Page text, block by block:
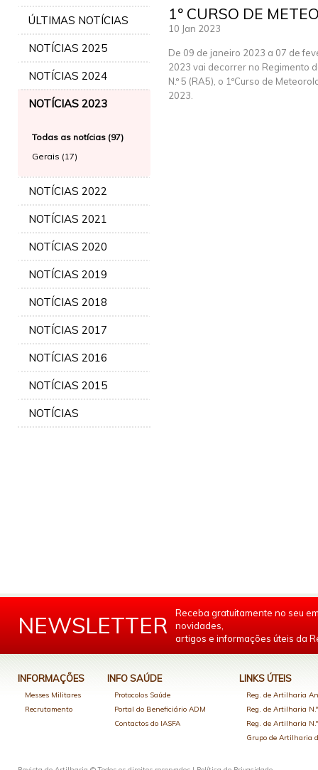
ÚLTIMAS NOTÍCIAS
NOTÍCIAS 2025
NOTÍCIAS 2024
NOTÍCIAS 2023
Todas as notícias (97)
Gerais (17)
NOTÍCIAS 2022
NOTÍCIAS 2021
NOTÍCIAS 2020
NOTÍCIAS 2019
NOTÍCIAS 2018
NOTÍCIAS 2017
NOTÍCIAS 2016
NOTÍCIAS 2015
NOTÍCIAS
1º CURSO DE
10 Jan 2023
De 09 de janeiro 2023 a 07 de
2023 vai decorrer no Regimento
N.º 5 (RA5), o 1ºCurso de
2023.
NEWSLETTER
Receba gratuitamente no seu
novidades,
artigos e informações úteis da
INFORMAÇÕES
Messes Militares
Recrutamento
INFO SAÚDE
Protocolos Saúde
Portal do Beneficiário ADM
Contactos do IASFA
LINKS ÚTEIS
Reg. de Artilharia
Reg. de Artilharia
Reg. de Artilharia
Grupo de Artilharia